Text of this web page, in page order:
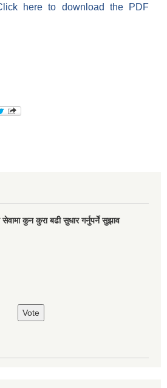
here to download the PDF
कुन कुरा बढी सुधार गर्नुपर्ने सुझाव